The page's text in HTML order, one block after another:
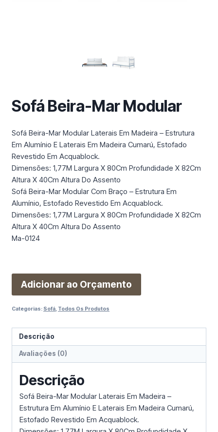
Sofá Beira-Mar Modular
Sofá Beira-Mar Modular Laterais Em Madeira – Estrutura
Em Alumínio E Laterais Em Madeira Cumarú, Estofado
Revestido Em Acquablock.
Dimensões: 1,77M Largura X 80Cm Profundidade X 82Cm
Altura X 40Cm Altura Do Assento
Sofá Beira-Mar Modular Com Braço – Estrutura Em
Alumínio, Estofado Revestido Em Acquablock.
Dimensões: 1,77M Largura X 80Cm Profundidade X 82Cm
Altura X 40Cm Altura Do Assento
Ma-0124
Adicionar ao Orçamento
Categorias: Sofá, Todos Os Produtos
Descrição
Avaliações (0)
Descrição
Sofá Beira-Mar Modular Laterais Em Madeira –
Estrutura Em Alumínio E Laterais Em Madeira Cumarú,
Estofado Revestido Em Acquablock.